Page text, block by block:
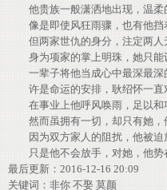
他贵族一般潇洒地出现，温柔
像是即使风狂雨骤，也有他挡
但两家世仇的身分，注定两人
身为项家的掌上明珠，她只能
一辈子将他当成心中最深最
许是命运的安排，耿绍怀一直
在事业上他呼风唤雨，足以和
然而虽拥有一切，却只有她，
因为双方家人的阻扰，他被迫
只是他不会放手，对她，他势
最后更新：2016-12-16 20:09
关键词： 非你 不娶 莫颜